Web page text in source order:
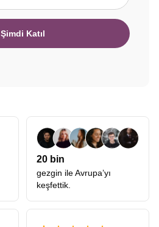
Şimdi Katıl
20 bin
gezgin ile Avrupa’yı
keşfettik.